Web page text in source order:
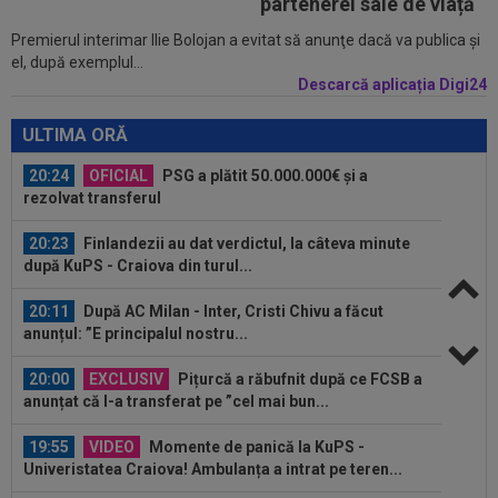
Premierul interimar Ilie Bolojan a evitat să anunţe dacă va publica şi
el, după exemplul...
Descarcă aplicația Digi24
ULTIMA ORĂ
20:29 LIVE VIDEO&TEXT
CFR Cluj - Tromso 0-3,
DGS 1 | Debutantul Moreira, taxat la pauză! Vâlceanu
rezolvat transferul
20:23
Finlandezii au dat verdictul, la câteva minute
după KuPS - Craiova din turul...
20:11
După AC Milan - Inter, Cristi Chivu a făcut
anunțul: ”E principalul nostru...
20:00 EXCLUSIV
Pițurcă a răbufnit după ce FCSB a
anunțat că l-a transferat pe ”cel mai bun...
19:55 VIDEO
Momente de panică la KuPS -
Univeristatea Craiova! Ambulanța a intrat pe teren...
19:27 EXCLUSIV
Adrian Cristea a vorbit despre
problemele lui Cătălin Cîrjan: "Are de suferit"